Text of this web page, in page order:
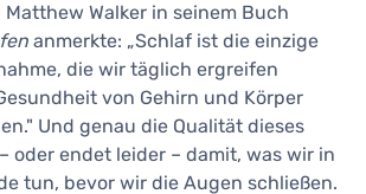
Walker in seinem Buch
anmerkte: „Schlaf ist die einzige
die wir täglich ergreifen
von Gehirn und Körper
Und genau die Qualität dieses
oder endet leider – damit, was wir in
tun, bevor wir die Augen schließen.